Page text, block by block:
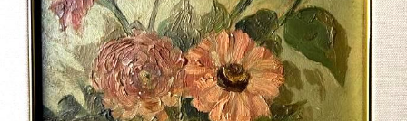
Artarchivio
GALLERIA